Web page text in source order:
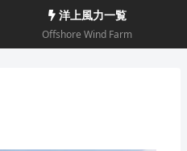
洋上風力一覧
Offshore Wind Farm